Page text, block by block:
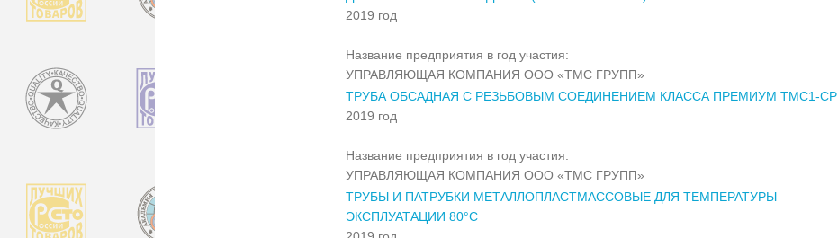
2019 год
Название предприятия в год участия:
УПРАВЛЯЮЩАЯ КОМПАНИЯ ООО «ТМС ГРУПП»
ТРУБА ОБСАДНАЯ С РЕЗЬБОВЫМ СОЕДИНЕНИЕМ КЛАССА ПРЕМИУМ ТМС1-
2019 год
Название предприятия в год участия:
УПРАВЛЯЮЩАЯ КОМПАНИЯ ООО «ТМС ГРУПП»
ТРУБЫ И ПАТРУБКИ МЕТАЛЛОПЛАСТМАССОВЫЕ ДЛЯ ТЕМПЕРАТУРЫ
ЭКСПЛУАТАЦИИ 80°С